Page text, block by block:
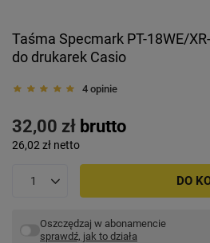
Taśma Specmark PT-18WE/
do drukarek Casio
4 opinie
32,00 zł brutto
26,02 zł netto
DO
Oszczędzaj w abonamencie
sprawdź, jak to działa